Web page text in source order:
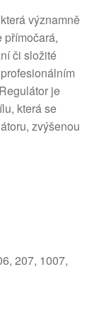
významně
přímočará,
či složité
je
která se
zvýšenou
207, 1007,